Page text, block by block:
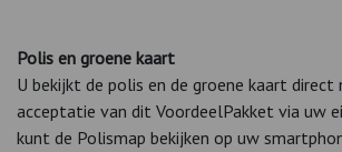
Polis en groene kaart
U bekijkt de polis en de groene kaart
acceptatie van dit VoordeelPakket via uw
kunt de Polismap bekijken op uw